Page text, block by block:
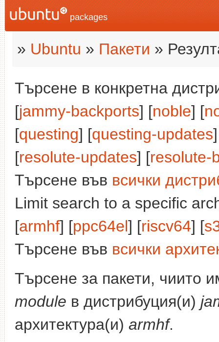
packages
» Ubuntu » Пакети »
Търсене в конкретна
[jammy-backports] [noble] [
[questing] [questing-updates
[resolute-updates] [resolute-
Търсене във всички
Limit search to a specific
[armhf] [ppc64el] [riscv64] [
Търсене във всички
Търсене за пакети, чиито
module в дистрибуция(и)
архитектура(и) armhf.